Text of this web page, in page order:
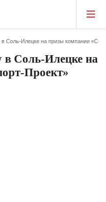
в Соль-Илецке на призы компании
в Соль-Илецке на
Проект»